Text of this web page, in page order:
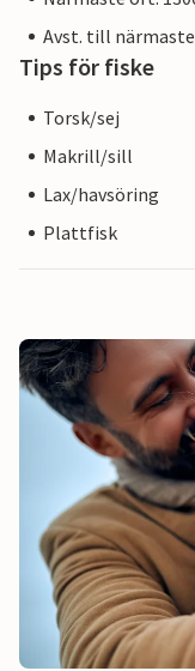
Avst. till
Tips för fiske
Torsk/sej
Makrill/sill
Lax/havsöring
Plattfisk